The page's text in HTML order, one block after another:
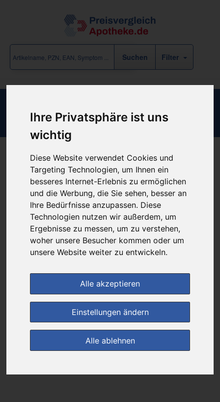
Ihre Privatsphäre ist uns
wichtig
Diese Website verwendet Cookies und
Targeting Technologien, um Ihnen ein
besseres Internet-Erlebnis zu ermöglichen
und die Werbung, die Sie sehen, besser an
Ihre Bedürfnisse anzupassen. Diese
Technologien nutzen wir außerdem, um
Ergebnisse zu messen, um zu verstehen,
woher unsere Besucher kommen oder um
unsere Website weiter zu entwickeln.
Alle akzeptieren
Einstellungen ändern
Alle ablehnen
Filter
NOBACOSMED
Produkt empfehlen
Kein Preis bekannt
Das gewünschte Produkt ist derzeit bei keinem unserer Partner
erhältlich.
(0) Jetzt bewerten!
zur Startseite
Preisalarm